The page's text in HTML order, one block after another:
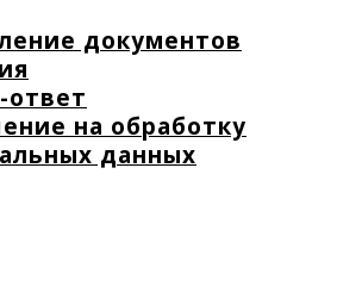
документов
ответ
на обработку
данных